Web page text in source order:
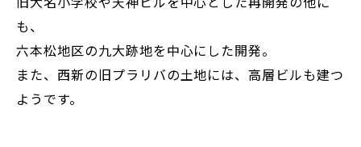
も、
六本松地区の九大跡地を中心にした開発。
また、西新の旧プラリバの土地には、高層ビルも建つ
ようです。